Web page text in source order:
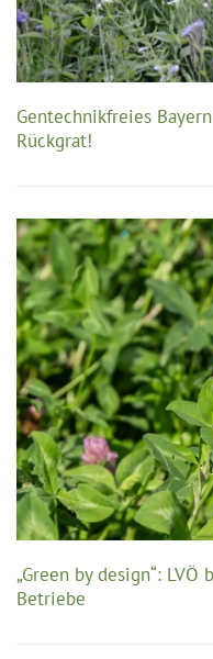
Gentechnikfreies
Rückgrat!
„Green by design“:
Betriebe